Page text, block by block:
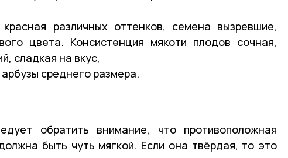
различных оттенков, семена вызревшие,
цвета. Консистенция мякоти плодов сочная,
сладкая на вкус,
среднего размера.
обратить внимание, что противоположная
быть чуть мягкой. Если она твёрдая, то это